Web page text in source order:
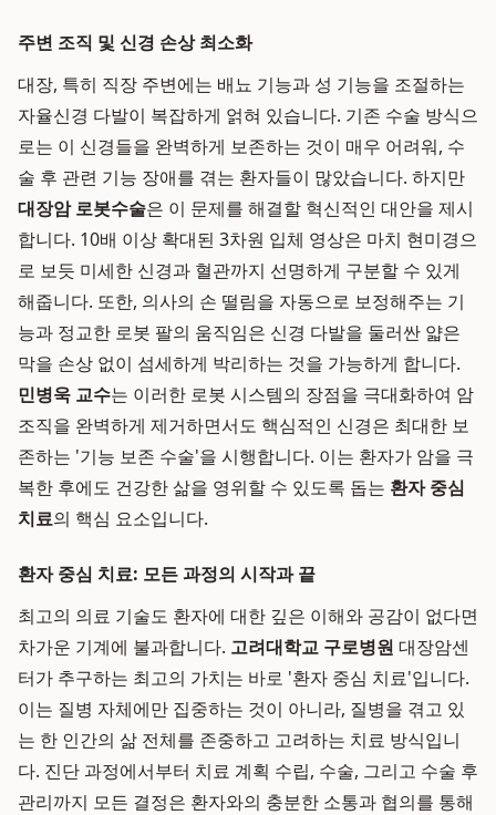
주변 조직 및 신경 손상 최소화
대장, 특히 직장 주변에는 배뇨 기능과 성 기능을 조절하는
자율신경 다발이 복잡하게 얽혀 있습니다. 기존 수술 방식으
로는 이 신경들을 완벽하게 보존하는 것이 매우 어려워, 수
술 후 관련 기능 장애를 겪는 환자들이 많았습니다. 하지만
대장암 로봇수술은 이 문제를 해결할 혁신적인 대안을 제시
합니다. 10배 이상 확대된 3차원 입체 영상은 마치 현미경으
로 보듯 미세한 신경과 혈관까지 선명하게 구분할 수 있게
해줍니다. 또한, 의사의 손 떨림을 자동으로 보정해주는 기
능과 정교한 로봇 팔의 움직임은 신경 다발을 둘러싼 얇은
막을 손상 없이 섬세하게 박리하는 것을 가능하게 합니다.
민병욱 교수는 이러한 로봇 시스템의 장점을 극대화하여 암
조직을 완벽하게 제거하면서도 핵심적인 신경은 최대한 보
존하는 '기능 보존 수술'을 시행합니다. 이는 환자가 암을 극
복한 후에도 건강한 삶을 영위할 수 있도록 돕는 환자 중심
치료의 핵심 요소입니다.
환자 중심 치료: 모든 과정의 시작과 끝
최고의 의료 기술도 환자에 대한 깊은 이해와 공감이 없다면
차가운 기계에 불과합니다. 고려대학교 구로병원 대장암센
터가 추구하는 최고의 가치는 바로 '환자 중심 치료'입니다.
이는 질병 자체에만 집중하는 것이 아니라, 질병을 겪고 있
는 한 인간의 삶 전체를 존중하고 고려하는 치료 방식입니
다. 진단 과정에서부터 치료 계획 수립, 수술, 그리고 수술 후
관리까지 모든 결정은 환자와의 충분한 소통과 협의를 통해